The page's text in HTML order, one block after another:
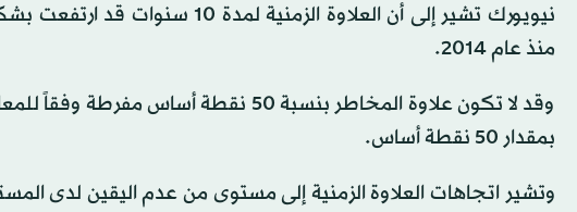
نيويورك تشير إلى أن العلاوة
منذ عام 2014.
وقد لا تكون علاوة المخاطر بنسبة 50
بمقدار 50 نقطة أساس.
وتشير اتجاهات العلاوة الزمنية إلى مستوى من عدم اليقين لدى